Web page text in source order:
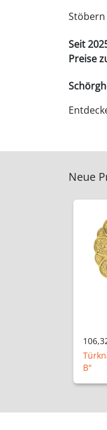
Seit
Preise
Neue
mm,